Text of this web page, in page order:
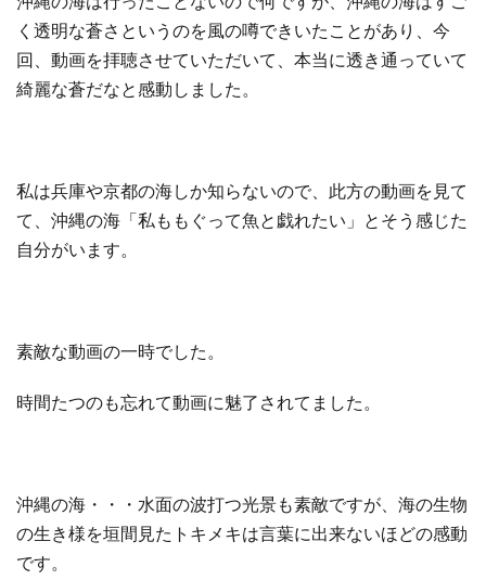
く透明な蒼さというのを風の噂できいたことがあり、今
回、動画を拝聴させていただいて、本当に透き通っていて
綺麗な蒼だなと感動しました。
私は兵庫や京都の海しか知らないので、此方の動画を見て
て、沖縄の海「私ももぐって魚と戯れたい」とそう感じた
自分がいます。
素敵な動画の一時でした。
時間たつのも忘れて動画に魅了されてました。
沖縄の海・・・水面の波打つ光景も素敵ですが、海の生物
の生き様を垣間見たトキメキは言葉に出来ないほどの感動
です。